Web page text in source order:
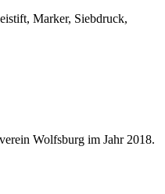
Marker, Siebdruck,
Wolfsburg im Jahr 2018.